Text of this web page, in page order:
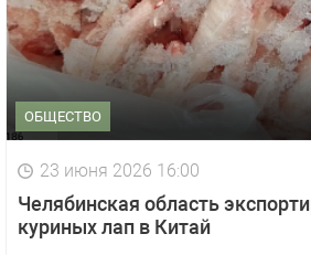
ОБЩЕСТВО
23 июня 2026 16:00
Челябинская область
куриных лап в Китай